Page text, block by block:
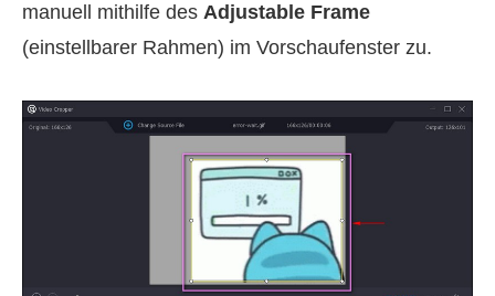
manuell mithilfe des Adjustable Frame
(einstellbarer Rahmen) im Vorschaufenster zu.